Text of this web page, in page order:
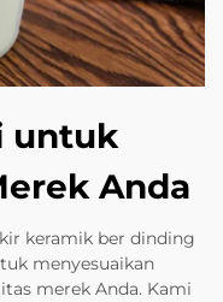
untuk
Anda
keramik ber dinding
menyesuaikan
merek Anda. Kami